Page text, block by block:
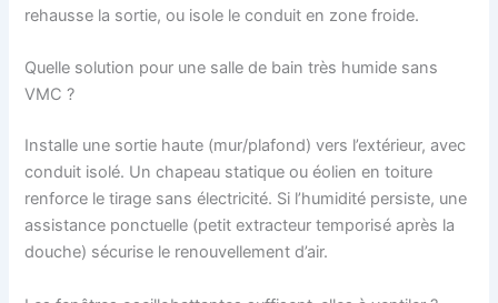
rehausse la sortie, ou isole le conduit en zone froide.
Quelle solution pour une salle de bain très humide sans
VMC ?
Installe une sortie haute (mur/plafond) vers l’extérieur, avec
conduit isolé. Un chapeau statique ou éolien en toiture
renforce le tirage sans électricité. Si l’humidité persiste, une
assistance ponctuelle (petit extracteur temporisé après la
douche) sécurise le renouvellement d’air.